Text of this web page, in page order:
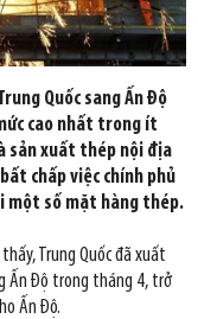
Quốc sang Ấn Độ
cao nhất trong ít
sản xuất thép nội địa
chấp việc chính phủ
một số mặt hàng thép.
Trung Quốc đã xuất
Ấn Độ trong tháng 4, trở
Ấn Độ.